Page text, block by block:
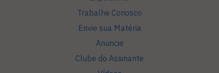
Trabalhe Conosco
Envie sua Matéria
Anuncie
Clube do Assinante